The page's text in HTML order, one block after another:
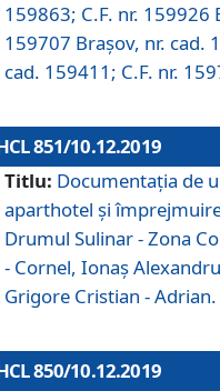
159863; C.F. nr. 159926
159707 Brașov, nr. cad.
cad. 159411; C.F. nr.
851/10.12.2019
Titlu: Documentaţia de
aparthotel şi
Drumul Sulinar - Zona
- Cornel, Ionaş
Grigore Cristian - Adrian.
850/10.12.2019